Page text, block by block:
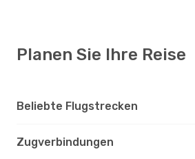
Planen Sie Ihre Reise
Beliebte Flugstrecken
Zugverbindungen